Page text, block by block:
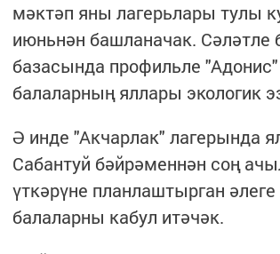
мәктәп яны лагерьлары тулы
июньнән башланачак. Сәләтле
базасында профильле
балаларның яллары экологик
Ә инде "Акчарлак" лагерында
Сабантуй бәйрәменнән соң
үткәрүне планлаштырган
балаларны кабул итәчәк.